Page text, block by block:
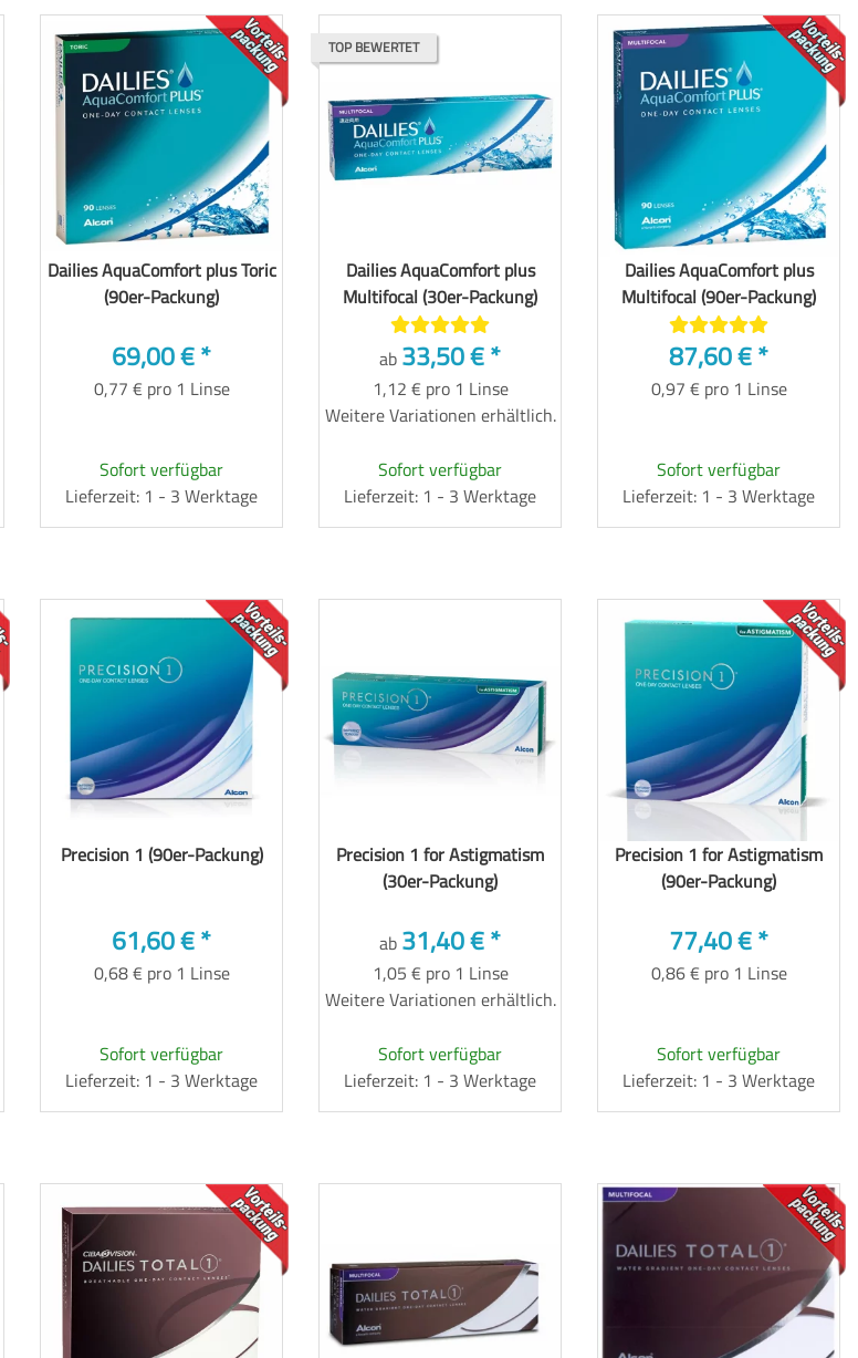
TOP
Dailies AquaComfort plus Toric
(90er-Packung)
69,00 €*
0,77 € pro 1 Linse
Sofort verfügbar
Lieferzeit: 1 - 3 Werktage
TOP BEWERTET
Dailies AquaComfort plus
Multifocal (30er-Packung)
ab 33,50 €*
1,12 € pro 1 Linse
Weitere Variationen erhältlich.
Sofort verfügbar
Lieferzeit: 1 - 3 Werktage
TOP
Dailies AquaComfort plus
Multifocal (90er-Packung)
87,60 €*
0,97 € pro 1 Linse
Sofort verfügbar
Lieferzeit: 1 - 3 Werktage
TOP
Precision 1 (90er-Packung)
61,60 €*
0,68 € pro 1 Linse
Sofort verfügbar
Lieferzeit: 1 - 3 Werktage
Precision 1 for Astigmatism
(30er-Packung)
ab 31,40 €*
1,05 € pro 1 Linse
Weitere Variationen erhältlich.
Sofort verfügbar
Lieferzeit: 1 - 3 Werktage
TOP
Precision 1 for Astigmatism
(90er-Packung)
77,40 €*
0,86 € pro 1 Linse
Sofort verfügbar
Lieferzeit: 1 - 3 Werktage
TOP TOP